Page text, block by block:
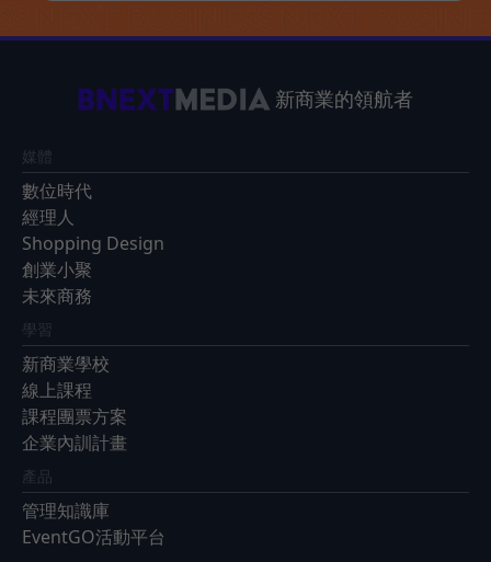
新商業的領航者
媒體
數位時代
經理人
Shopping Design
創業小聚
未來商務
學習
新商業學校
線上課程
課程團票方案
企業內訓計畫
產品
管理知識庫
EventGO活動平台